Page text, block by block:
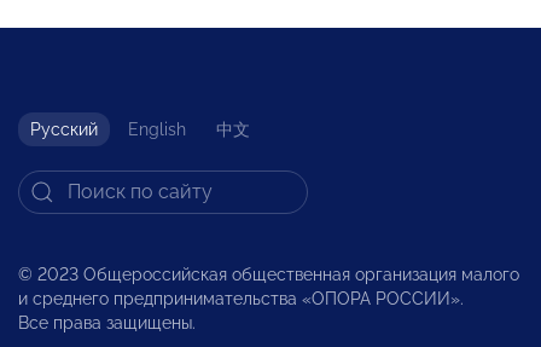
Русский English 中文
© 2023 Общероссийская общественная организация малого
и среднего предпринимательства «ОПОРА РОССИИ».
Все права защищены.